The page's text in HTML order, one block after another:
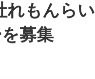
れもんらい
募集